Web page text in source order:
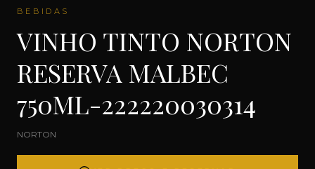
BEBIDAS
VINHO TINTO NORTON
RESERVA MALBEC
750ML-222220030314
NORTON